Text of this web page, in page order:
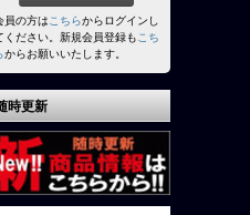
員の方はこちらからログインし
ください。新規会員登録もこち
からお願いいたします。
時更新